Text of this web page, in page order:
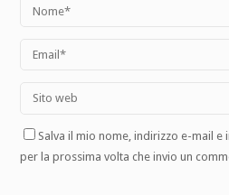
Salva il mio nome, indirizzo e-mail
per la prossima volta che invio un